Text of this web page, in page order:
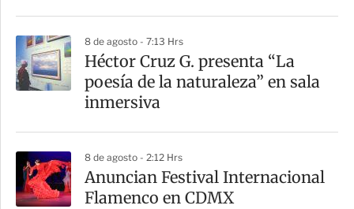
8 de agosto - 7:13 Hrs
Héctor Cruz G. presenta “La
poesía de la naturaleza” en sala
inmersiva
8 de agosto - 2:12 Hrs
Anuncian Festival Internacional
Flamenco en CDMX